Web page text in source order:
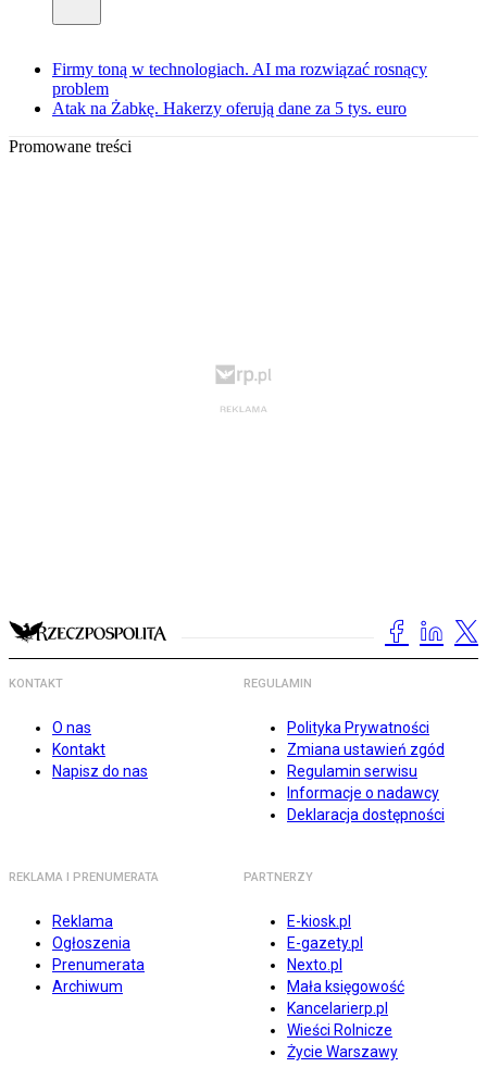
Firmy toną w technologiach. AI ma rozwiązać rosnący
problem
Atak na Żabkę. Hakerzy oferują dane za 5 tys. euro
Promowane treści
KONTAKT
O nas
Kontakt
Napisz do nas
REGULAMIN
Polityka Prywatności
Zmiana ustawień zgód
Regulamin serwisu
Informacje o nadawcy
Deklaracja dostępności
REKLAMA I PRENUMERATA
Reklama
Ogłoszenia
Prenumerata
Archiwum
PARTNERZY
E-kiosk.pl
E-gazety.pl
Nexto.pl
Mała księgowość
Kancelarierp.pl
Wieści Rolnicze
Życie Warszawy